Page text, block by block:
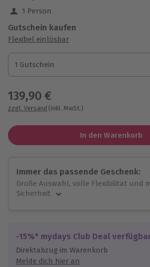
1 Person
Gutschein kaufen
Flexibel einlösbar
1 Gutschein
1 Gutschein
1 Gutschein
139,90 €
zzgl. Versand (inkl. MwSt.)
In den Warenkorb
Immer das passende Geschenk:
Große Auswahl, volle Flexibilität und
Sicherheit
Jeder Gutschein für alle Erlebnisse
Maximale Sicherheit
3 Jahre gültig & verlängerbar.
-15%* mydays Club Deal
Direktabzug im Warenkorb
Melde dich hier an